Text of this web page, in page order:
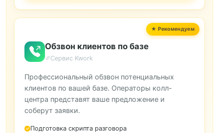
Обзвон клиентов по базе
Сервис Kwork
Профессиональный обзвон потенциальных
клиентов по вашей базе. Операторы колл-
центра представят ваше предложение и
соберут заявки.
Подготовка скрипта разговора